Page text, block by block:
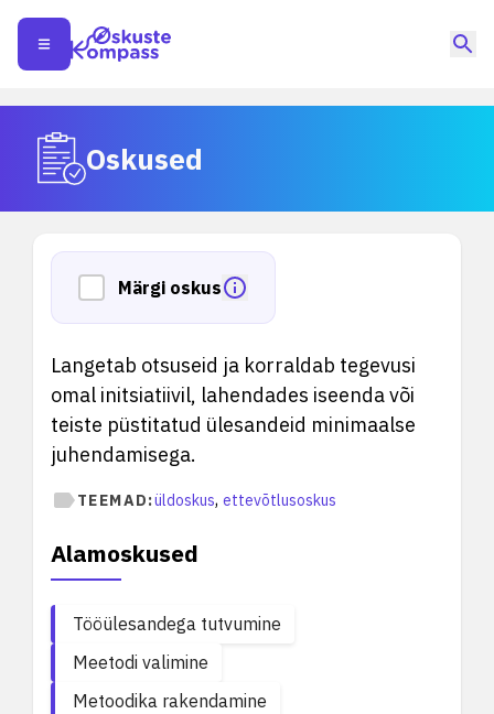
Oskused
Märgi oskus
Langetab otsuseid ja korraldab tegevusi
omal initsiatiivil, lahendades iseenda või
teiste püstitatud ülesandeid minimaalse
juhendamisega.
TEEMAD:üldoskus, ettevõtlusoskus
Alamoskused
Tööülesandega tutvumine
Meetodi valimine
Metoodika rakendamine